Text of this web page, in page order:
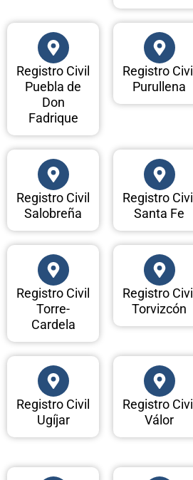
Registro Civil
Puebla de
Don
Fadrique
Registro Civil
Purullena
Registro Civil
Salobreña
Registro Civil
Santa Fe
Registro Civil
Torre-
Cardela
Registro Civil
Torvizcón
Registro Civil
Ugíjar
Registro Civil
Válor